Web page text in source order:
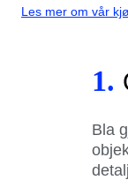
Les mer om vår
1.
Bla